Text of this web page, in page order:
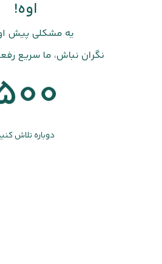
اوه!
یه مشکلی پیش
نگران نباش، ما سریع
دوباره تلاش